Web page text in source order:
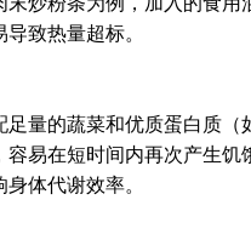
致热量超标。
足量的蔬菜和优质蛋白质
容易在短时间内再次产生
体代谢效率。